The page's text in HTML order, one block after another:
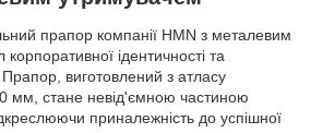
прапор компанії HMN з металевим
ідентичності та
Прапор, виготовлений з атласу
мм, стане невід'ємною частиною
приналежність до успішної